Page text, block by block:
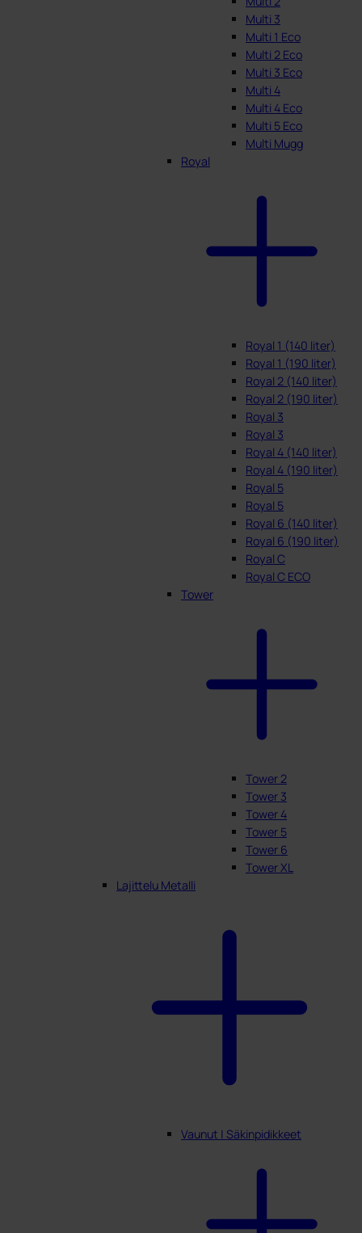
Multi 3
Multi 1 Eco
Multi 2 Eco
Multi 3 Eco
Multi 4
Multi 4 Eco
Multi 5 Eco
Multi Mugg
Royal
Royal 1 (140 liter)
Royal 1 (190 liter)
Royal 2 (140 liter)
Royal 2 (190 liter)
Royal 3
Royal 3
Royal 4 (140 liter)
Royal 4 (190 liter)
Royal 5
Royal 5
Royal 6 (140 liter)
Royal 6 (190 liter)
Royal C
Royal C ECO
Tower
Tower 2
Tower 3
Tower 4
Tower 5
Tower 6
Tower XL
Lajittelu Metalli
Vaunut | Säkinpidikkeet